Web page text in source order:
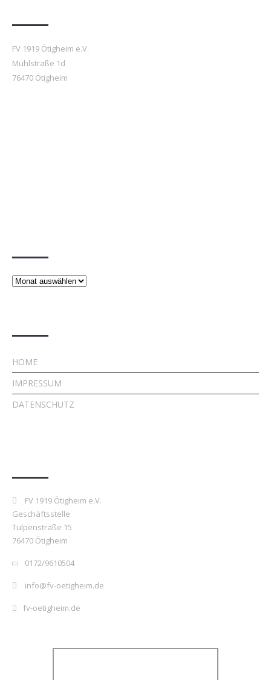
FV 1919 Ötigheim e.V.
Mühlstraße 1d
76470 Ötigheim
Beiträge
HOME
IMPRESSUM
DATENSCHUTZ
FV 1919 Ötigheim e.V.
Geschäftsstelle
Tulpenstraße 15
76470 Ötigheim
0172/9610504
info@fv-oetigheim.de
fv-oetigheim.de